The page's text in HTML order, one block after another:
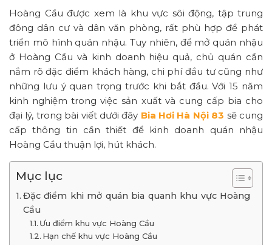
Hoàng Cầu được xem là khu vực sôi động, tập trung
đông dân cư và dân văn phòng, rất phù hợp để phát
triển mô hình quán nhậu. Tuy nhiên, để mở quán nhậu
ở Hoàng Cầu và kinh doanh hiệu quả, chủ quán cần
nắm rõ đặc điểm khách hàng, chi phí đầu tư cũng như
những lưu ý quan trọng trước khi bắt đầu. Với 15 năm
kinh nghiệm trong việc sản xuất và cung cấp bia cho
đại lý, trong bài viết dưới đây Bia Hơi Hà Nội 83 sẽ cung
cấp thông tin cần thiết để kinh doanh quán nhậu
Hoàng Cầu thuận lợi, hút khách.
Mục lục
Đặc điểm khi mở quán bia quanh khu vực Hoàng
Cầu
Ưu điểm khu vực Hoàng Cầu
Hạn chế khu vực Hoàng Cầu